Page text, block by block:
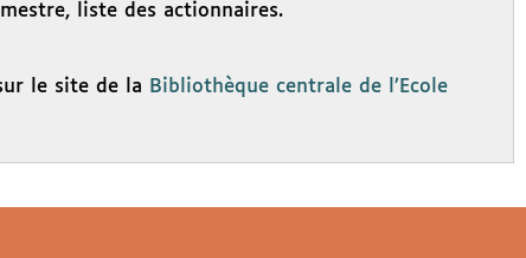
liste des actionnaires.
le site de la Bibliothèque centrale de l’Ecole